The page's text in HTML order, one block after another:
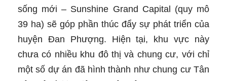
sống mới – Sunshine Grand Capital (quy mô
39 ha) sẽ góp phần thúc đẩy sự phát triển của
huyện Đan Phượng. Hiện tại, khu vực này
chưa có nhiều khu đô thị và chung cư, với chỉ
một số dự án đã hình thành như chung cư Tân